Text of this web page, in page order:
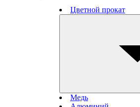
Цветной прокат
Медь